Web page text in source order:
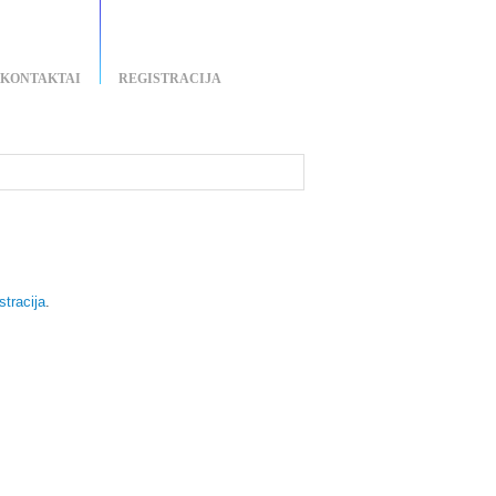
KONTAKTAI REGISTRACIJA
.